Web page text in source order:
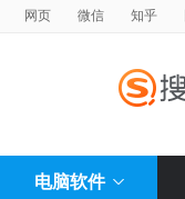
网页 微信 知乎
电脑软件